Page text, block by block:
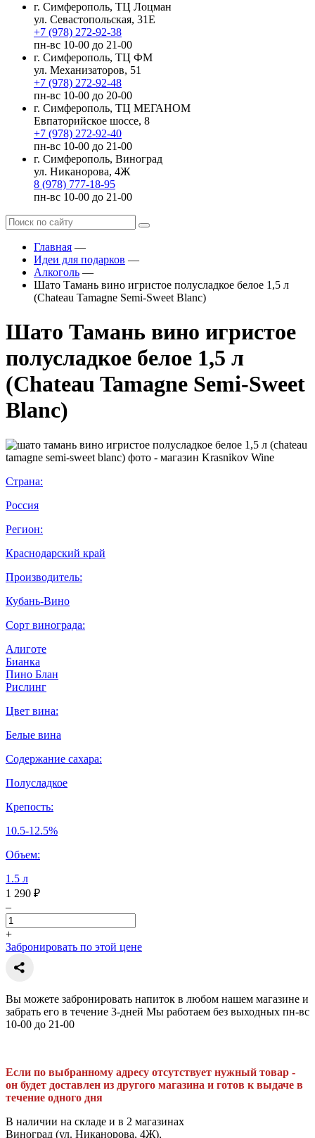
г. Симферополь, ТЦ Лоцман
ул. Севастопольская, 31Е
+7 (978) 272-92-38
пн-вс 10-00 до 21-00
г. Симферополь, ТЦ ФМ
ул. Механизаторов, 51
+7 (978) 272-92-48
пн-вс 10-00 до 20-00
г. Симферополь, ТЦ МЕГАНОМ
Евпаторийское шоссе, 8
+7 (978) 272-92-40
пн-вс 10-00 до 21-00
г. Симферополь, Виноград
ул. Никанорова, 4Ж
8 (978) 777-18-95
пн-вс 10-00 до 21-00
Главная —
Идеи для подарков —
Алкоголь —
Шато Тамань вино игристое полусладкое белое 1,5 л
(Chateau Tamagne Semi-Sweet Blanc)
Шато Тамань вино игристое
полусладкое белое 1,5 л
(Chateau Tamagne Semi-Sweet
Blanc)
Страна:
Россия
Регион:
Краснодарский край
Производитель:
Кубань-Вино
Сорт винограда:
Алиготе
Бианка
Пино Блан
Рислинг
Цвет вина:
Белые вина
Содержание сахара:
Полусладкое
Крепость:
10.5-12.5%
Объем:
1.5 л
1 290 ₽
–
+
Забронировать по этой цене
Вы можете забронировать напиток в любом нашем магазине и
забрать его в течение 3-дней Мы работаем без выходных пн-вс
10-00 до 21-00
Если по выбранному адресу отсутствует нужный товар -
он будет доставлен из другого магазина и готов к выдаче в
течение одного дня
В наличии на складе и в 2 магазинах
Виноград (ул. Никанорова, 4Ж),